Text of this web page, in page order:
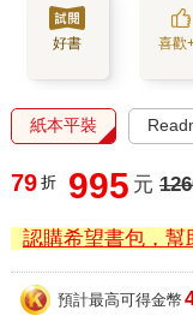
好書 喜歡
紙本平裝
79 折 995 元
認購希望書包，幫
預計最高可得金幣